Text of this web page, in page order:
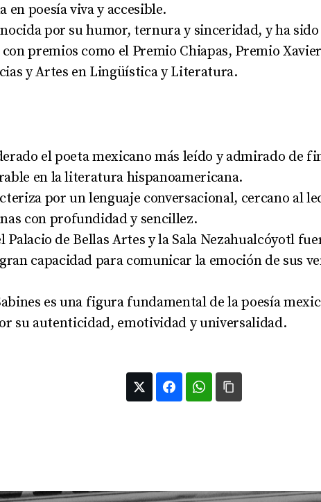
en poesía viva y accesible.
por su humor, ternura y sinceridad, y ha
premios como el Premio Chiapas, Premio
y Artes en Lingüística y Literatura.
el poeta mexicano más leído y admirado de
en la literatura hispanoamericana.
por un lenguaje conversacional, cercano al
con profundidad y sencillez.
Palacio de Bellas Artes y la Sala Nezahualcóyotl
capacidad para comunicar la emoción de sus
es una figura fundamental de la poesía
su autenticidad, emotividad y universalidad.